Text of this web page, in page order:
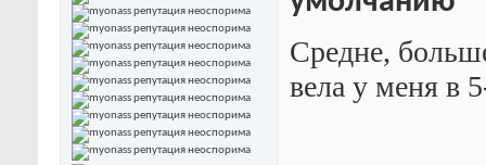
Средне,
вела у меня в